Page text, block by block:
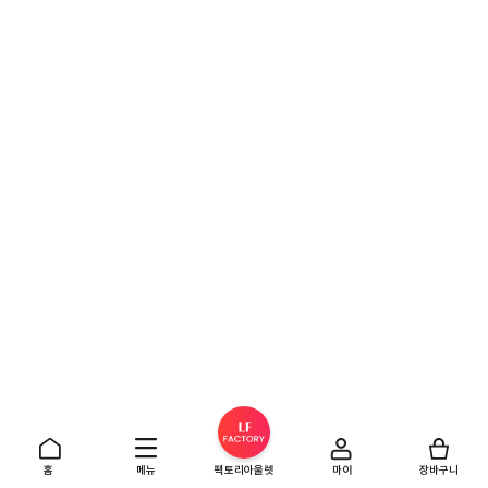
홈 메뉴 팩토리아울렛 마이 장바구니